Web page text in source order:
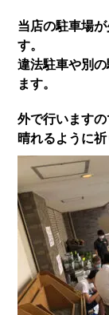
当店の駐車場
す。
違法駐車や別
ます。
外で行いますの
晴れるように祈